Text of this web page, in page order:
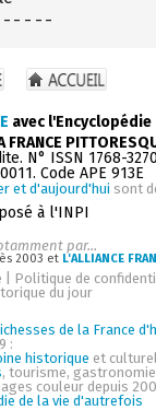
- - - -
avec
FRANCE
N° ISSN 1768-
Code APE 913E
et d'aujourd'hui sont
à l'INPI
par...
2003 et L'ALLIANCE
Politique de
du jour
de la France
:
historique et
, tourisme, gastronomie
couleur depuis
de la vie d'autrefois